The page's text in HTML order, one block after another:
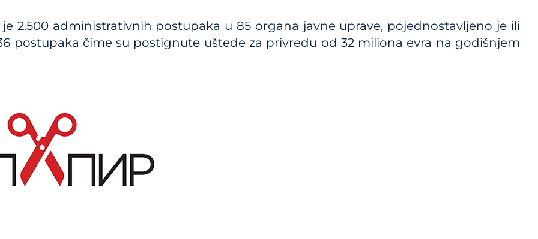
Kalkulator troškova JP i propisa
Metodologije
je 2.500 administrativnih postupaka u 85 organa javne uprave, pojednostavljeno je ili
postupaka čime su postignute uštede za privredu od 32 miliona evra na godišnjem